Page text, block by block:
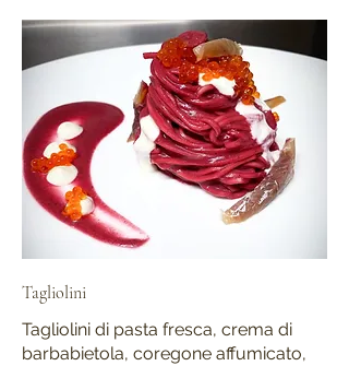
Tagliolini
Tagliolini di pasta fresca, crema di
barbabietola, coregone affumicato,